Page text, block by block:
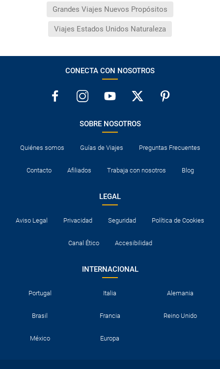
Grandes Viajes Nuevos Propósitos
Viajes Estados Unidos Naturaleza
CONECTA CON NOSOTROS
SOBRE NOSOTROS
Quiénes somos Guías de Viajes Preguntas Frecuentes
Contacto Afiliados Trabaja con nosotros Blog
LEGAL
Aviso Legal Privacidad Seguridad Política de Cookies
Canal Ético Accesibilidad
INTERNACIONAL
Portugal Italia Alemania
Brasil Francia Reino Unido
México Europa